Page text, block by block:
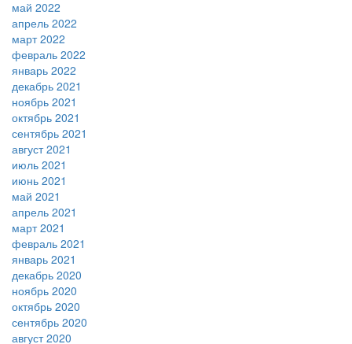
май 2022
апрель 2022
март 2022
февраль 2022
январь 2022
декабрь 2021
ноябрь 2021
октябрь 2021
сентябрь 2021
август 2021
июль 2021
июнь 2021
май 2021
апрель 2021
март 2021
февраль 2021
январь 2021
декабрь 2020
ноябрь 2020
октябрь 2020
сентябрь 2020
август 2020